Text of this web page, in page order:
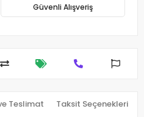
Güvenli Alışveriş
Teslimat Taksit Seçenekleri